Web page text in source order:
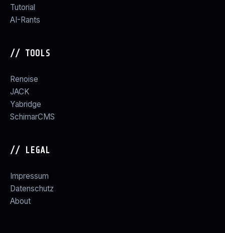
Tutorial
AI-Rants
// TOOLS
Renoise
JACK
Yabridge
SchimarCMS
// LEGAL
Impressum
Datenschutz
About